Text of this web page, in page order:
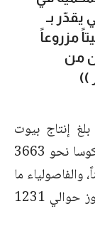
يقدّر بـ
بيوت محمية، منها 9287 بيتاً مزروعاً
من
))
إنتاج بيوت
البندورة حتى الآن حوالي 15 ألف طن، والكوسا نحو 3663
بلغ إنتاج الخيار نحو 2228 طناً، والفاصولياء ما
يقارب 240 طناً، الفليفلة 208 أطنان، والموز حوالي 1231